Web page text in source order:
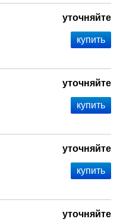
уточняйте
уточняйте
уточняйте
уточняйте